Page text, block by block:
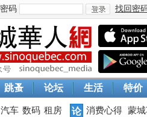
密码
登
找回密
跳蚤 论坛 生活 特价
汽车 数码 租房
论 消费心得 蒙